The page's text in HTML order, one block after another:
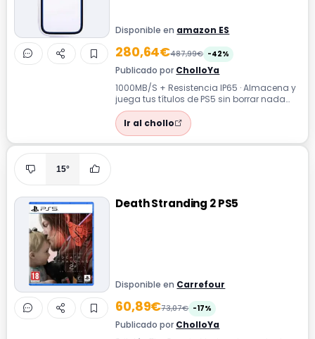
Disponible en amazon ES
280,64€487,99€ -42%
Publicado por CholloYa
1000MB/S + Resistencia IP65 · Almacena y
juega tus títulos de PS5 sin borrar nada
este SSD externo con licencia ofici...
Ir al chollo
15°
Death Stranding 2 PS5
Disponible en Carrefour
60,89€73,07€ -17%
Publicado por CholloYa